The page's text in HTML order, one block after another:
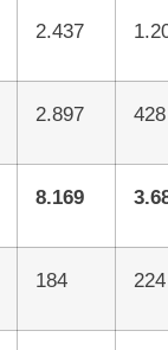
2.437
2.897 428
8.169
184 224